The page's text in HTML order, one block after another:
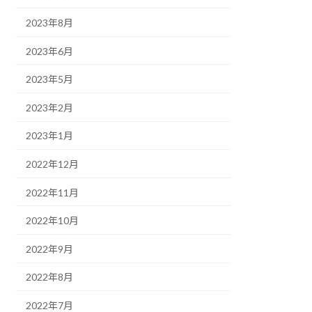
2023年8月
2023年6月
2023年5月
2023年2月
2023年1月
2022年12月
2022年11月
2022年10月
2022年9月
2022年8月
2022年7月